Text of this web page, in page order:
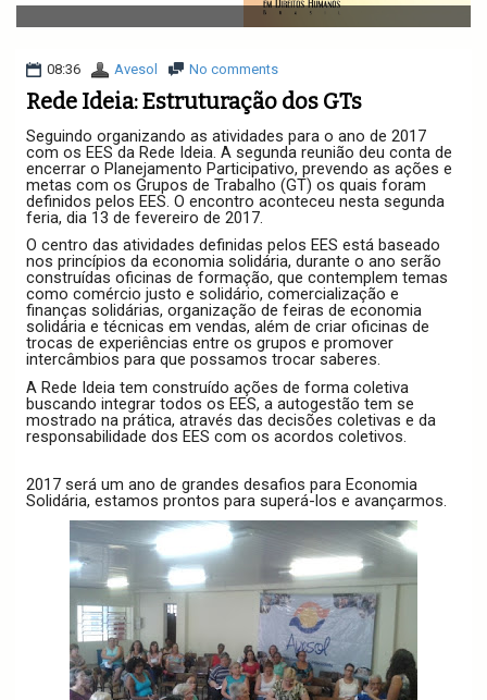
v
i
a
i
o
n
08:36 Avesol No comments
Rede Ideia: Estruturação dos GTs
Seguindo organizando as atividades para o ano de 2017
com os EES da Rede Ideia. A segunda reunião deu conta de
encerrar o Planejamento Participativo, prevendo as ações e
metas com os Grupos de Trabalho (GT) os quais foram
definidos pelos EES. O encontro aconteceu nesta segunda
feria, dia 13 de fevereiro de 2017.
O centro das atividades definidas pelos EES está baseado
nos princípios da economia solidária, durante o ano serão
construídas oficinas de formação, que contemplem temas
como comércio justo e solidário, comercialização e
finanças solidárias, organização de feiras de economia
solidária e técnicas em vendas, além de criar oficinas de
trocas de experiências entre os grupos e promover
intercâmbios para que possamos trocar saberes.
A Rede Ideia tem construído ações de forma coletiva
buscando integrar todos os EES, a autogestão tem se
mostrado na prática, através das decisões coletivas e da
responsabilidade dos EES com os acordos coletivos.
2017 será um ano de grandes desafios para Economia
Solidária, estamos prontos para superá-los e avançarmos.